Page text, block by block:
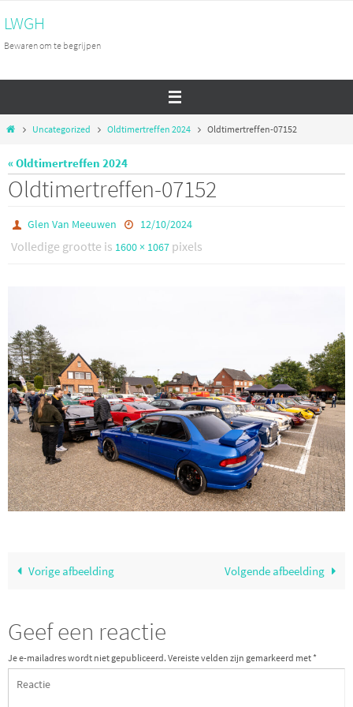
naar
de
LWGH
Bewaren om te begrijpen
HomeUncategorized Oldtimertreffen 2024 Oldtimertreffen-07152
« Oldtimertreffen 2024
Oldtimertreffen-07152
Glen Van Meeuwen 12/10/2024
Volledige grootte is 1600 × 1067 pixels
Vorige afbeelding Volgende afbeelding
Geef een reactie
Je e-mailadres wordt niet gepubliceerd. Vereiste velden zijn gemarkeerd met *